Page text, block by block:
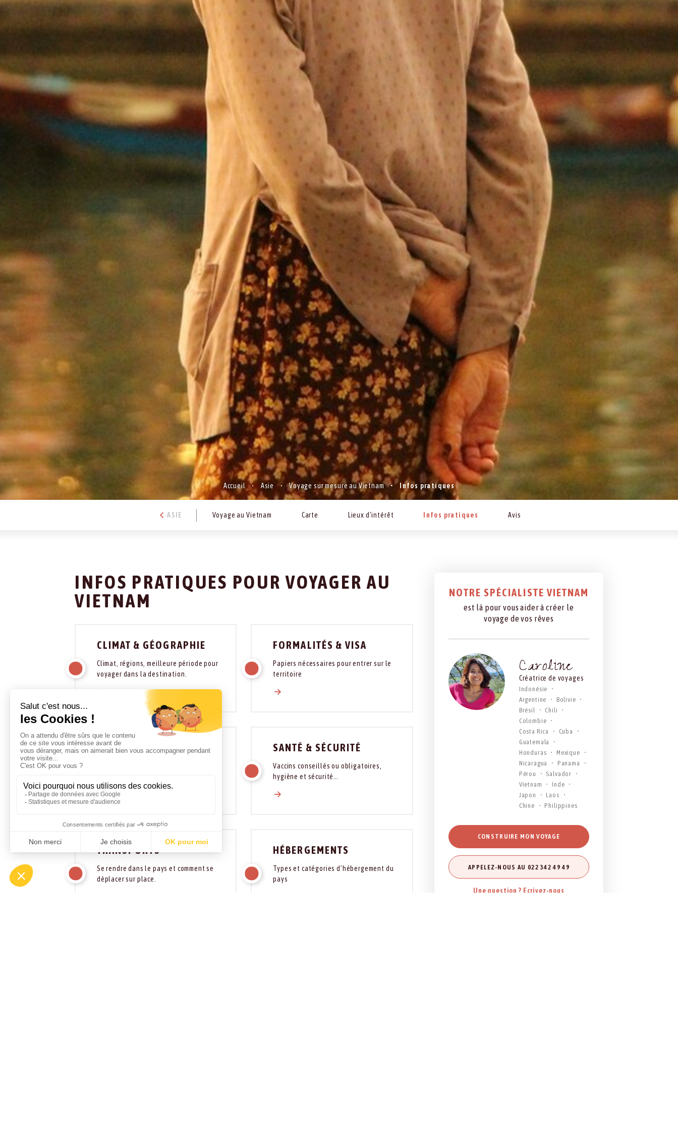
Accueil Asie Voyage sur mesure au Vietnam Infos pratiques
ASIE Voyage au Vietnam Carte Lieux d’intérêt Infos pratiques Avis
INFOS PRATIQUES POUR VOYAGER AU
VIETNAM
CLIMAT & GÉOGRAPHIE
Climat, régions, meilleure période pour
voyager dans la destination.
FORMALITÉS & VISA
Papiers nécessaires pour entrer sur le
territoire
ARGENT & BUDGET SANTÉ & SÉCURITÉ
Vaccins conseillés ou obligatoires,
hygiène et sécurité…
TRANSPORTS
Se rendre dans le pays et comment se
déplacer sur place.
HÉBERGEMENTS
Types et catégories d’hébergement du
pays
NOTRE SPÉCIALISTE VIETNAM
est là pour vous aider à créer le
voyage de vos rêves
Caroline
Créatrice de voyages
Indonésie
Argentine
Bolivie
Brésil
Chili
Colombie
Costa Rica
Cuba
Guatemala
Honduras
Mexique
Nicaragua
Panama
Pérou
Salvador
Vietnam
Inde
Japon
Laos
Chine
Philippines
CONSTRUIRE MON VOYAGE
APPELEZ-NOUS AU 022 342 49 49
Une question ? Ecrivez-nous